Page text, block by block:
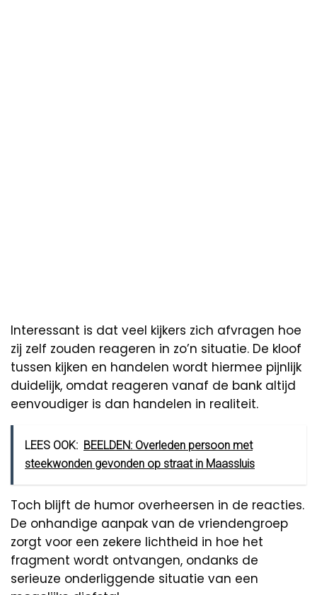
Interessant is dat veel kijkers zich afvragen hoe
zij zelf zouden reageren in zo’n situatie. De kloof
tussen kijken en handelen wordt hiermee pijnlijk
duidelijk, omdat reageren vanaf de bank altijd
eenvoudiger is dan handelen in realiteit.
LEES OOK: BEELDEN: Overleden persoon met
steekwonden gevonden op straat in Maassluis
Toch blijft de humor overheersen in de reacties.
De onhandige aanpak van de vriendengroep
zorgt voor een zekere lichtheid in hoe het
fragment wordt ontvangen, ondanks de
serieuze onderliggende situatie van een